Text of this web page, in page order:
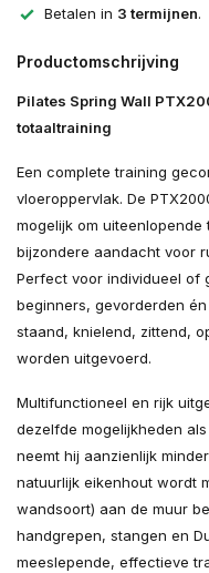
Betalen in 3 termijnen.
Productomschrijving
Pilates Spring Wall
totaaltraining
Een complete training
vloeroppervlak. De
mogelijk om
bijzondere aandacht voor
Perfect voor individueel of
beginners, gevorderden
staand, knielend, zittend,
worden uitgevoerd.
Multifunctioneel en rijk
dezelfde mogelijkheden
neemt hij aanzienlijk
natuurlijk eikenhout wordt
wandsoort) aan de muur
handgrepen, stangen en
meeslepende, effectieve